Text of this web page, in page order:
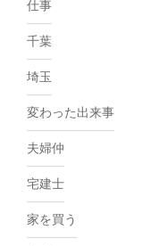
仕事
千葉
埼玉
変わった出来事
夫婦仲
宅建士
家を買う